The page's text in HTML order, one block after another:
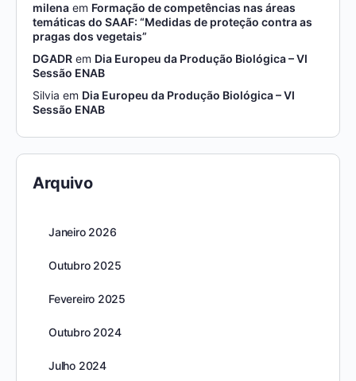
milena em Formação de competências nas áreas
temáticas do SAAF: “Medidas de proteção contra as
pragas dos vegetais”
DGADR em Dia Europeu da Produção Biológica – VI
Sessão ENAB
Silvia em Dia Europeu da Produção Biológica – VI
Sessão ENAB
Arquivo
Janeiro 2026
Outubro 2025
Fevereiro 2025
Outubro 2024
Julho 2024